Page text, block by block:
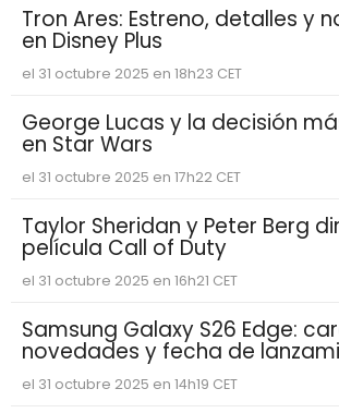
Tron Ares: Estreno, detalles y
en Disney Plus
el 31 octubre 2025 en 18h23 CET
George Lucas y la decisión
en Star Wars
el 31 octubre 2025 en 17h22 CET
Taylor Sheridan y Peter Berg
película Call of Duty
el 31 octubre 2025 en 16h21 CET
Samsung Galaxy S26 Edge:
novedades y fecha de
el 31 octubre 2025 en 14h19 CET